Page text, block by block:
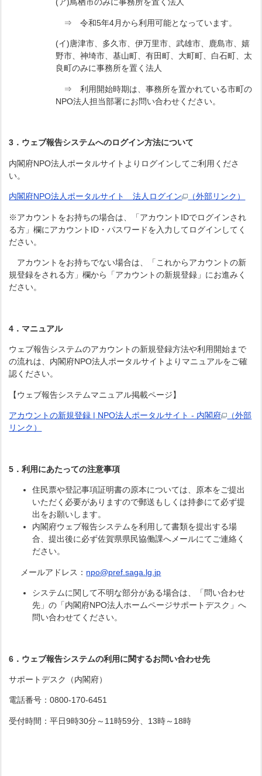
(ア)鳥栖市のみに事務所を置く法人
⇒ 令和5年4月から利用可能となっています。
(イ)唐津市、多久市、伊万里市、武雄市、鹿島市、嬉
野市、神埼市、基山町、有田町、大町町、白石町、太
良町のみに事務所を置く法人
⇒ 利用開始時期は、事務所を置かれている市町の
NPO法人担当部署にお問い合わせください。
3． ウェブ報告システムへのログイン方法について
​内閣府NPO法人ポータルサイトよりログインしてご利用くださ
い。
内閣府NPO法人ポータルサイト 法人ログイン （外部リンク）
※アカウントをお持ちの場合は、「アカウントIDでログインされ
る方」欄にアカウントID・パスワードを入力してログインしてく
ださい。
アカウントをお持ちでない場合は、「これからアカウントの新
規登録をされる方」欄から「アカウントの新規登録」にお進みく
ださい。
4．マニュアル
ウェブ報告システムのアカウントの新規登録方法や利用開始まで
の流れは、内閣府NPO法人ポータルサイトよりマニュアルをご確
認ください。
【ウェブ報告システムマニュアル掲載ページ】
アカウントの新規登録 | NPO法人ポータルサイト - 内閣府
（外部
リンク）
5．利用にあたっての注意事項
住民票や登記事項証明書の原本については、原本をご提出
いただく必要がありますので郵送もしくは持参にて必ず提
出をお願いします。
内閣府ウェブ報告システムを利用して書類を提出する場
合、提出後に必ず佐賀県県民協働課へメールにてご連絡く
ださい。
メールアドレス： npo@pref.saga.lg.jp
システムに関して不明な部分がある場合は、「問い合わせ
先」の「内閣府NPO法人ホームページサポートデスク​」へ
問い合わせてください。
6．ウェブ報告システムの利用に関するお問い合わせ先
サポートデスク（内閣府）
電話番号：0800-170-6451
受付時間：平日9時30分～11時59分、13時～18時